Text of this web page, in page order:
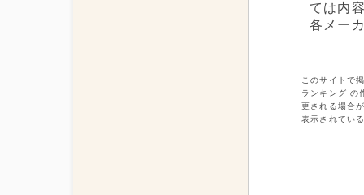
ては内
各メー
このサイトで
ランキング の
更される場合
表示されてい